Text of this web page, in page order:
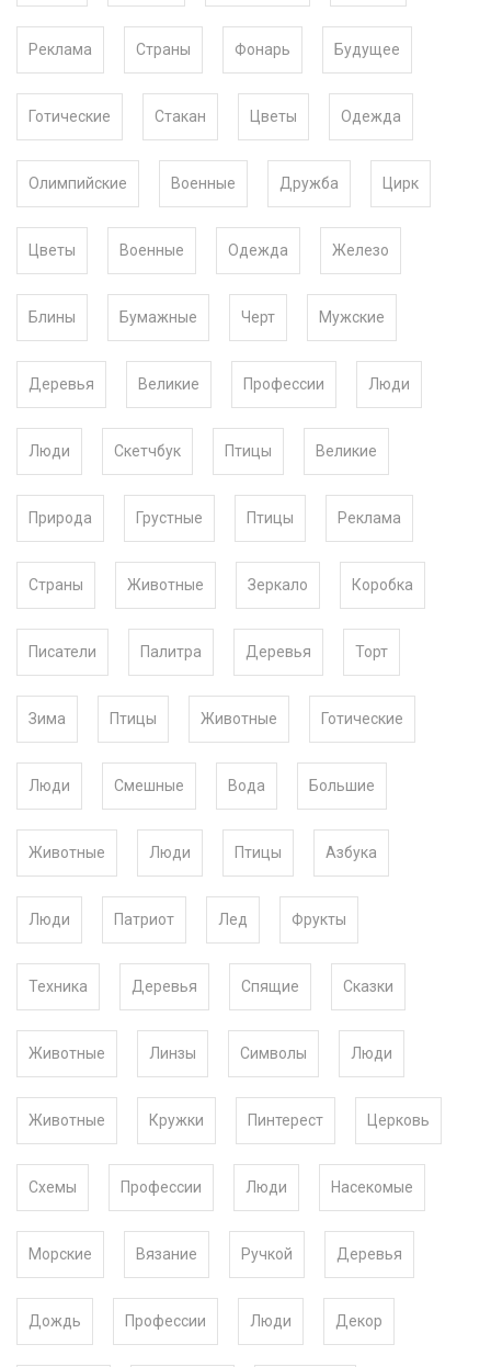
Реклама Страны Фонарь Будущее
Готические Стакан Цветы Одежда
Олимпийские Военные Дружба Цирк
Цветы Военные Одежда Железо
Блины Бумажные Черт Мужские
Деревья Великие Профессии Люди
Люди Скетчбук Птицы Великие
Природа Грустные Птицы Реклама
Страны Животные Зеркало Коробка
Писатели Палитра Деревья Торт
Зима Птицы Животные Готические
Люди Смешные Вода Большие
Животные Люди Птицы Азбука
Люди Патриот Лед Фрукты
Техника Деревья Спящие Сказки
Животные Линзы Символы Люди
Животные Кружки Пинтерест Церковь
Схемы Профессии Люди Насекомые
Морские Вязание Ручкой Деревья
Дождь Профессии Люди Декор